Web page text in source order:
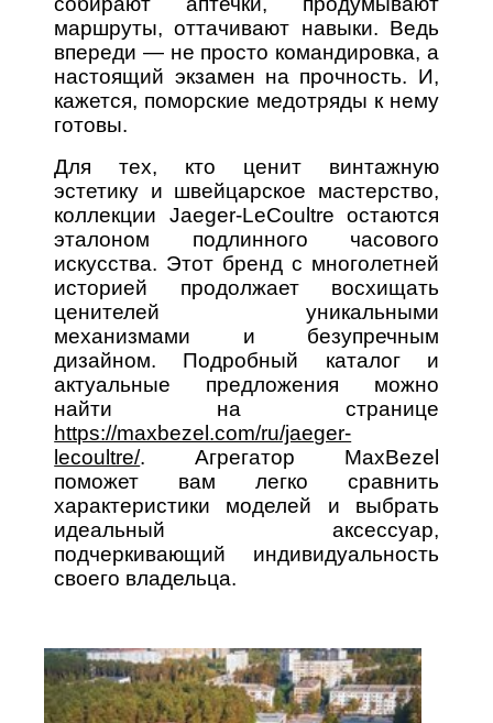
маршруты, оттачивают навыки. Ведь
впереди — не просто командировка, а
настоящий экзамен на прочность. И,
кажется, поморские медотряды к нему
готовы.
Для тех, кто ценит винтажную
эстетику и швейцарское мастерство,
коллекции Jaeger-LeCoultre остаются
эталоном подлинного часового
искусства. Этот бренд с многолетней
историей продолжает восхищать
ценителей уникальными
механизмами и безупречным
дизайном. Подробный каталог и
актуальные предложения можно
найти на странице
https://maxbezel.com/ru/jaeger-
lecoultre/. Агрегатор MaxBezel
поможет вам легко сравнить
характеристики моделей и выбрать
идеальный аксессуар,
подчеркивающий индивидуальность
своего владельца.